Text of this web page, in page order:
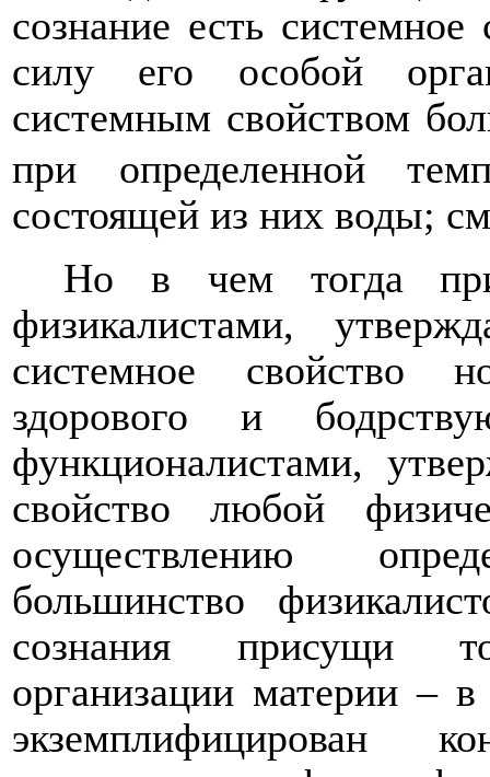
сознание есть
силу его особой
системным свойством
при определенной
состоящей из них воды;
Но в чем тогда
физикалистами,
системное свойство
здорового и
функционалистами,
свойство любой
осуществлению
большинство
сознания присущи
организации материи –
экземплифицирован